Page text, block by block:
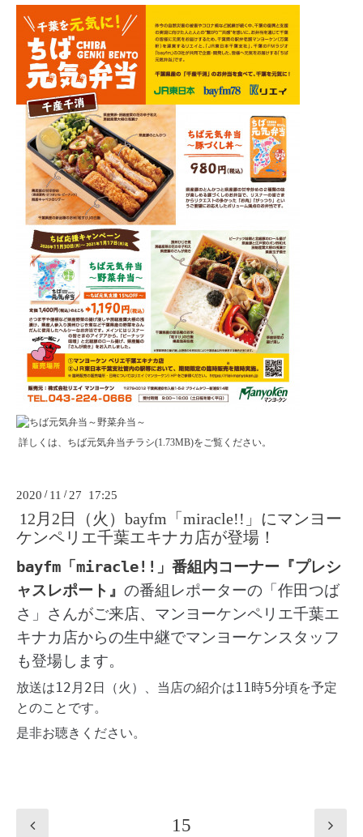
詳しくは、 ちば元気弁当チラシ(1.73MB)をご覧ください。
2020 / 11 / 27 17:25
12月2日（火）bayfm「miracle!!」にマンヨー
ケンペリエ千葉エキナカ店が登場！
bayfm「miracle!!」番組内コーナー『プレシ
ャスレポート』 の番組レポーターの「作田つば
さ」さんがご来店、マンヨーケンペリエ千葉エ
キナカ店からの生中継でマンヨーケンスタッフ
も登場します。
放送は12月2日（火）、当店の紹介は11時5分頃を予定
とのことです。
是非お聴きください。
15